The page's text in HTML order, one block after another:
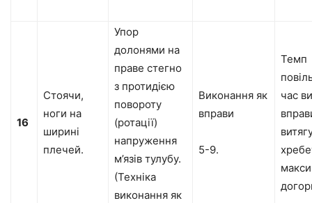
16
Стоячи,
ноги на
ширині
плечей.
Упор
долонями на
праве стегно
з протидією
повороту
(ротації)
напруження
м’язів тулубу.
(Техніка
виконання як
Виконання як
вправи
5-9.
Темп
час